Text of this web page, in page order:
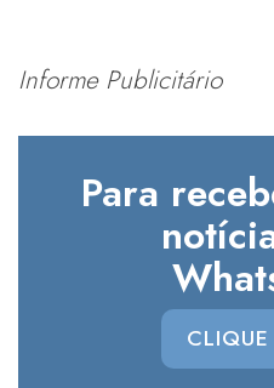
Informe Publicitário
Para